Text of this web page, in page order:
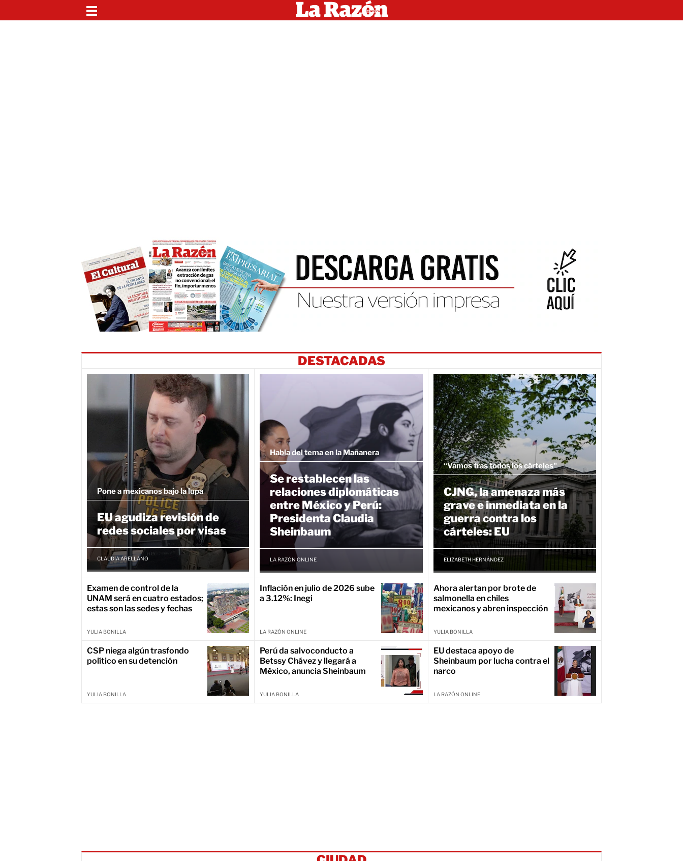
DESTACADAS
Pone a mexicanos bajo la lupa
EU agudiza revisión de
redes sociales por visas
CLAUDIA ARELLANO
Habla del tema en la Mañanera
Se restablecen las
relaciones diplomáticas
entre México y Perú:
Presidenta Claudia
Sheinbaum
LA RAZÓN ONLINE
“Vamos tras todos los cárteles"
CJNG, la amenaza más
grave e inmediata en la
guerra contra los
cárteles: EU
ELIZABETH HERNÁNDEZ
Examen de control de la
UNAM será en cuatro estados;
estas son las sedes y fechas
YULIA BONILLA
Inflación en julio de 2026 sube
a 3.12%: Inegi
LA RAZÓN ONLINE
Ahora alertan por brote de
salmonella en chiles
mexicanos y abren inspección
YULIA BONILLA
CSP niega algún trasfondo
político en su detención
YULIA BONILLA
Perú da salvoconducto a
Betssy Chávez y llegará a
México, anuncia Sheinbaum
YULIA BONILLA
EU destaca apoyo de
Sheinbaum por lucha contra el
narco
LA RAZÓN ONLINE